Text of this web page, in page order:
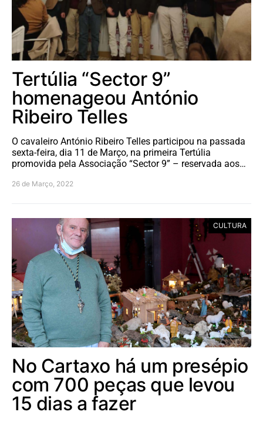
Tertúlia “Sector 9”
homenageou António
Ribeiro Telles
O cavaleiro António Ribeiro Telles participou na passada
sexta-feira, dia 11 de Março, na primeira Tertúlia
promovida pela Associação “Sector 9” – reservada aos…
26 de Março, 2022
CULTURA
No Cartaxo há um presépio
com 700 peças que levou
15 dias a fazer